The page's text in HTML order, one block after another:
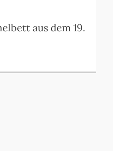
aus dem 19.